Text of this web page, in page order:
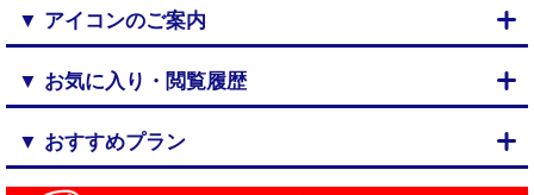
▼ アイコンのご案内
▼ お気に入り・閲覧履歴
▼ おすすめプラン